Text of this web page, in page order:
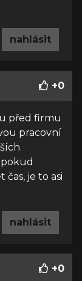
nahlásit
+0
před firmu
pracovní
je to asi
nahlásit
+0